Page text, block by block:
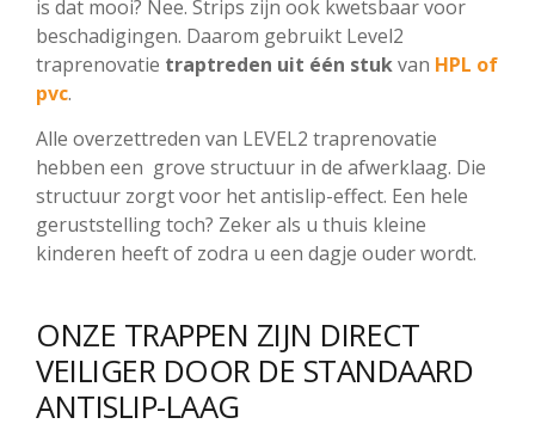
is dat mooi? Nee. Strips zijn ook kwetsbaar voor
beschadigingen. Daarom gebruikt Level2
traprenovatie traptreden uit één stukvan HPL of
pvc.
Alle overzettreden van LEVEL2 traprenovatie
hebben een grove structuur in de afwerklaag. Die
structuur zorgt voor het antislip-effect. Een hele
geruststelling toch? Zeker als u thuis kleine
kinderen heeft of zodra u een dagje ouder wordt.
ONZE TRAPPEN ZIJN DIRECT
VEILIGER DOOR DE STANDAARD
ANTISLIP-LAAG